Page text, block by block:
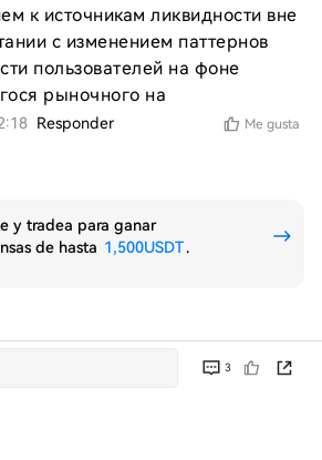
к источникам ликвидности вне
с изменением паттернов
пользователей на фоне
рыночного на
Responder Me gusta
3
y tradea para ganar
de hasta 1,500USDT.